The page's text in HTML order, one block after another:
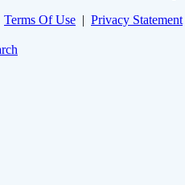
Terms Of Use | Privacy Statement